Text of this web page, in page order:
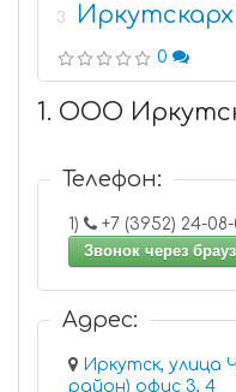
3
0
1. ООО
Телефон:
1)
+7 (3952) 24-
Звонок через
Адрес:
Иркутск, улица
район) офис 3, 4